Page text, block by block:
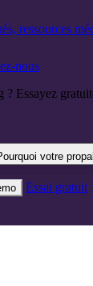
ressources
nous
? Essayez
votre
Essai gratuit